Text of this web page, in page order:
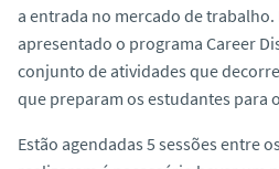
a entrada no mercado de trabalho.
apresentado o programa Career
conjunto de atividades que
que preparam os estudantes para
Estão agendadas 5 sessões entre